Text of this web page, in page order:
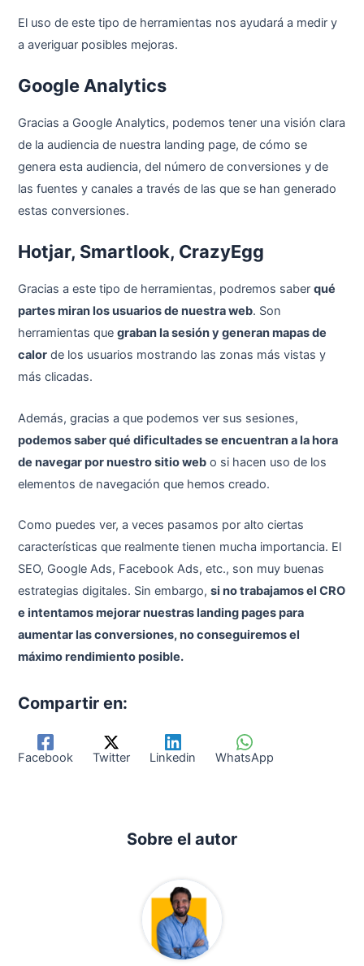
El uso de este tipo de herramientas nos ayudará a medir y
a averiguar posibles mejoras.
Google Analytics
Gracias a Google Analytics, podemos tener una visión clara
de la audiencia de nuestra landing page, de cómo se
genera esta audiencia, del número de conversiones y de
las fuentes y canales a través de las que se han generado
estas conversiones.
Hotjar, Smartlook, CrazyEgg
Gracias a este tipo de herramientas, podremos saberqué
partes miran los usuarios de nuestra web. Son
herramientas quegraban la sesión y generan mapas de
calor de los usuarios mostrando las zonas más vistas y
más clicadas.
Además, gracias a que podemos ver sus sesiones,
podemos saber qué dificultades se encuentran a la hora
de navegar por nuestro sitio web o si hacen uso de los
elementos de navegación que hemos creado.
Como puedes ver, a veces pasamos por alto ciertas
características que realmente tienen mucha importancia. El
SEO, Google Ads, Facebook Ads, etc., son muy buenas
estrategias digitales. Sin embargo,si no trabajamos el CRO
e intentamos mejorar nuestras landing pages para
aumentar las conversiones, no conseguiremos el
máximo rendimiento posible.
Compartir en:
Facebook Twitter Linkedin WhatsApp
Sobre el autor